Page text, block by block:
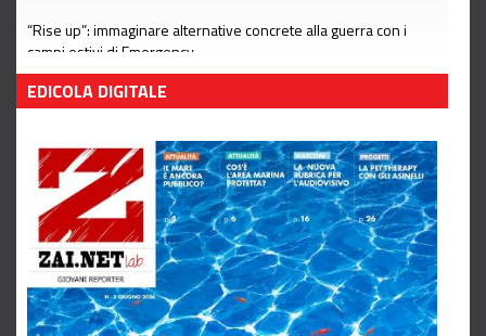
“Rise up”: immaginare alternative concrete alla guerra con i
campi estivi di Emergency
Leggi tutto
EDICOLA DIGITALE